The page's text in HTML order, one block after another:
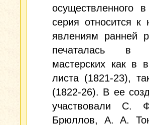
серия относится к
явлениям ранней
печаталась в
мастерских как в
листа (1821-23),
(1822-26). В ее
участвовали С.
Брюллов, А. А.